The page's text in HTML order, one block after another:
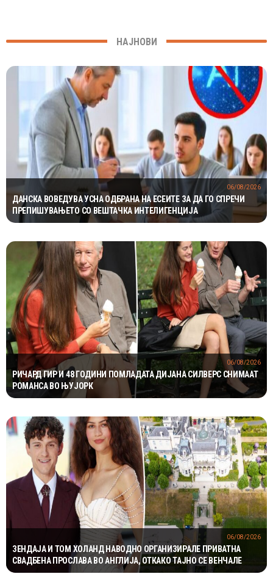
НАЈНОВИ
ДАНСКА ВОВЕДУВА УСНА ОДБРАНА НА ЕСЕИТЕ ЗА ДА ГО СПРЕЧИ
ПРЕПИШУВАЊЕТО СО ВЕШТАЧКА ИНТЕЛИГЕНЦИЈА
06/08/2026
РИЧАРД ГИР И 48 ГОДИНИ ПОМЛАДАТА ДИЈАНА СИЛВЕРС СНИМААТ
РОМАНСА ВО ЊУЈОРК
06/08/2026
ЗЕНДАЈА И ТОМ ХОЛАНД НАВОДНО ОРГАНИЗИРАЛЕ ПРИВАТНА
СВАДБЕНА ПРОСЛАВА ВО АНГЛИЈА, ОТКАКО ТАЈНО СЕ ВЕНЧАЛЕ
06/08/2026